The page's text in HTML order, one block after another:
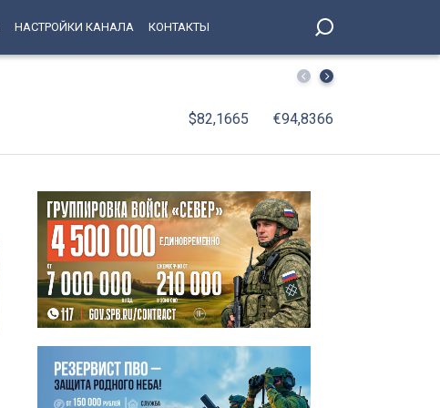
НАСТРОЙКИ КАНАЛА КОНТАКТЫ
Спасение в Финском заливе — как искали дрейфующую
$82,1665 €94,8366